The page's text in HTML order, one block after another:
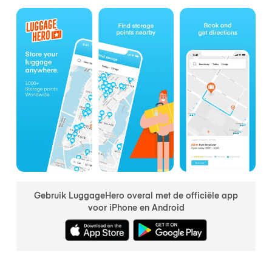
Gebruik LuggageHero overal met de officiële app
voor iPhone en Android